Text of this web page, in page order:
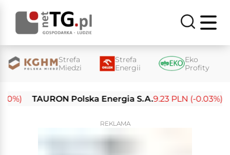
Strefa
Miedzi
Strefa
Energii
Eko
Profity
TAURON Polska Energia S.A.9.23 PLN (-0.03%)
REKLAMA